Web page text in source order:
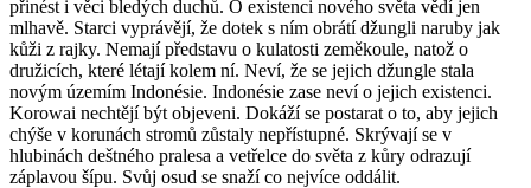
přinést i věci bledých duchů. O existenci nového světa vědí jen
mlhavě. Starci vyprávějí, že dotek s ním obrátí džungli naruby jak
kůži z rajky. Nemají představu o kulatosti zeměkoule, natož o
družicích, které létají kolem ní. Neví, že se jejich džungle stala
novým územím Indonésie. Indonésie zase neví o jejich existenci.
Korowai nechtějí být objeveni. Dokáží se postarat o to, aby jejich
chýše v korunách stromů zůstaly nepřístupné. Skrývají se v
hlubinách deštného pralesa a vetřelce do světa z kůry odrazují
záplavou šípu. Svůj osud se snaží co nejvíce oddálit.